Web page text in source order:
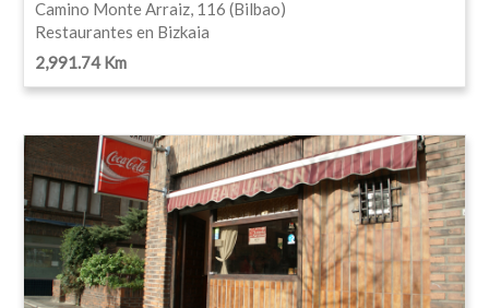
Camino Monte Arraiz, 116 (Bilbao)
Restaurantes en Bizkaia
2,991.74 Km